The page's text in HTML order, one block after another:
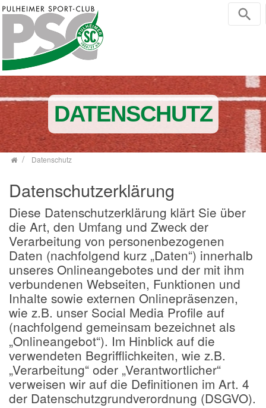
Zum Inhalt springen
DATENSCHUTZ
Datenschutz
Datenschutzerklärung
Diese Datenschutzerklärung klärt Sie über
die Art, den Umfang und Zweck der
Verarbeitung von personenbezogenen
Daten (nachfolgend kurz „Daten“) innerhalb
unseres Onlineangebotes und der mit ihm
verbundenen Webseiten, Funktionen und
Inhalte sowie externen Onlinepräsenzen,
wie z.B. unser Social Media Profile auf
(nachfolgend gemeinsam bezeichnet als
„Onlineangebot“). Im Hinblick auf die
verwendeten Begrifflichkeiten, wie z.B.
„Verarbeitung“ oder „Verantwortlicher“
verweisen wir auf die Definitionen im Art. 4
der Datenschutzgrundverordnung (DSGVO).